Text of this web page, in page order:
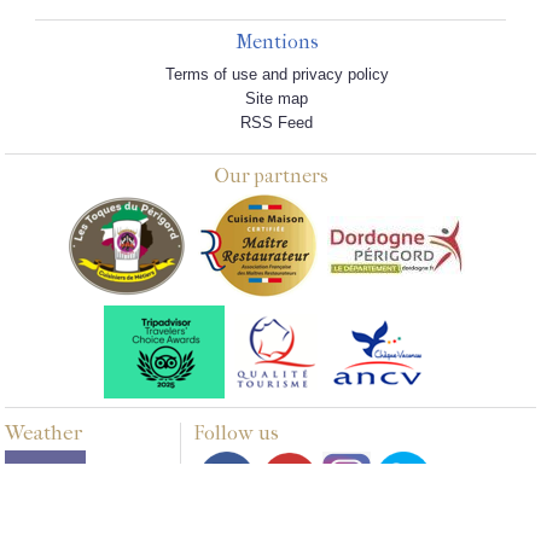
Mentions
Terms of use and privacy policy
Site map
RSS Feed
Our partners
Weather Follow us